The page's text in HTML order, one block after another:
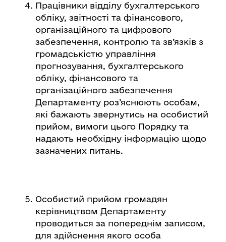
Працівники відділу бухгалтерського
обліку, звітності та фінансового,
організаційного та цифрового
забезпечення, контролю та зв’язків з
громадськістю управління
прогнозування, бухгалтерського
обліку, фінансового та
організаційного забезпечення
Департаменту роз’яснюють особам,
які бажають звернутись на особистий
прийом, вимоги цього Порядку та
надають необхідну інформацію щодо
зазначених питань.
Особистий прийом громадян
керівництвом Департаменту
проводиться за попереднім записом,
для здійснення якого особа